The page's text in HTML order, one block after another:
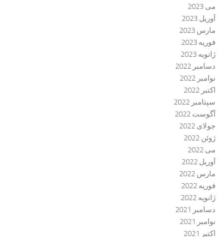
می 2023
آوریل 2023
مارس 2023
فوریه 2023
ژانویه 2023
دسامبر 2022
نوامبر 2022
اکتبر 2022
سپتامبر 2022
آگوست 2022
جولای 2022
ژوئن 2022
می 2022
آوریل 2022
مارس 2022
فوریه 2022
ژانویه 2022
دسامبر 2021
نوامبر 2021
اکتبر 2021